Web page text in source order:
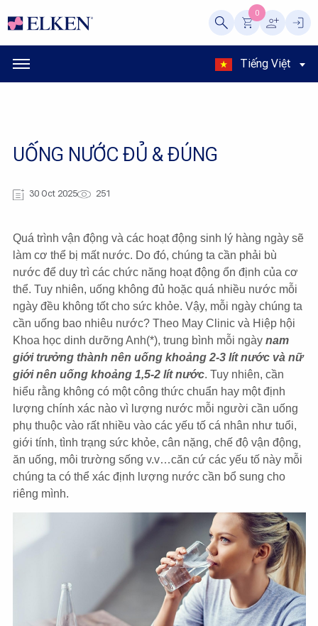
0
Tiếng Việt
UỐNG NƯỚC ĐỦ & ĐÚNG
30 Oct 2025 251
Quá trình vận động và các hoạt động sinh lý hàng ngày sẽ
làm cơ thể bị mất nước. Do đó, chúng ta cần phải bù
nước để duy trì các chức năng hoạt động ổn định của cơ
thể. Tuy nhiên, uống không đủ hoặc quá nhiều nước mỗi
ngày đều không tốt cho sức khỏe. Vậy, mỗi ngày chúng ta
cần uống bao nhiêu nước? Theo May Clinic và Hiệp hội
Khoa học dinh dưỡng Anh(*), trung bình mỗi ngày nam
giới trưởng thành nên uống khoảng 2-3 lít nước và nữ
giới nên uống khoảng 1,5-2 lít nước. Tuy nhiên, cần
hiểu rằng không có một công thức chuẩn hay một định
lượng chính xác nào vì lượng nước mỗi người cần uống
phụ thuộc vào rất nhiều vào các yếu tố cá nhân như tuổi,
giới tính, tình trạng sức khỏe, cân nặng, chế độ vận động,
ăn uống, môi trường sống v.v…căn cứ các yếu tố này mỗi
chúng ta có thể xác định lượng nước cần bổ sung cho
riêng mình.